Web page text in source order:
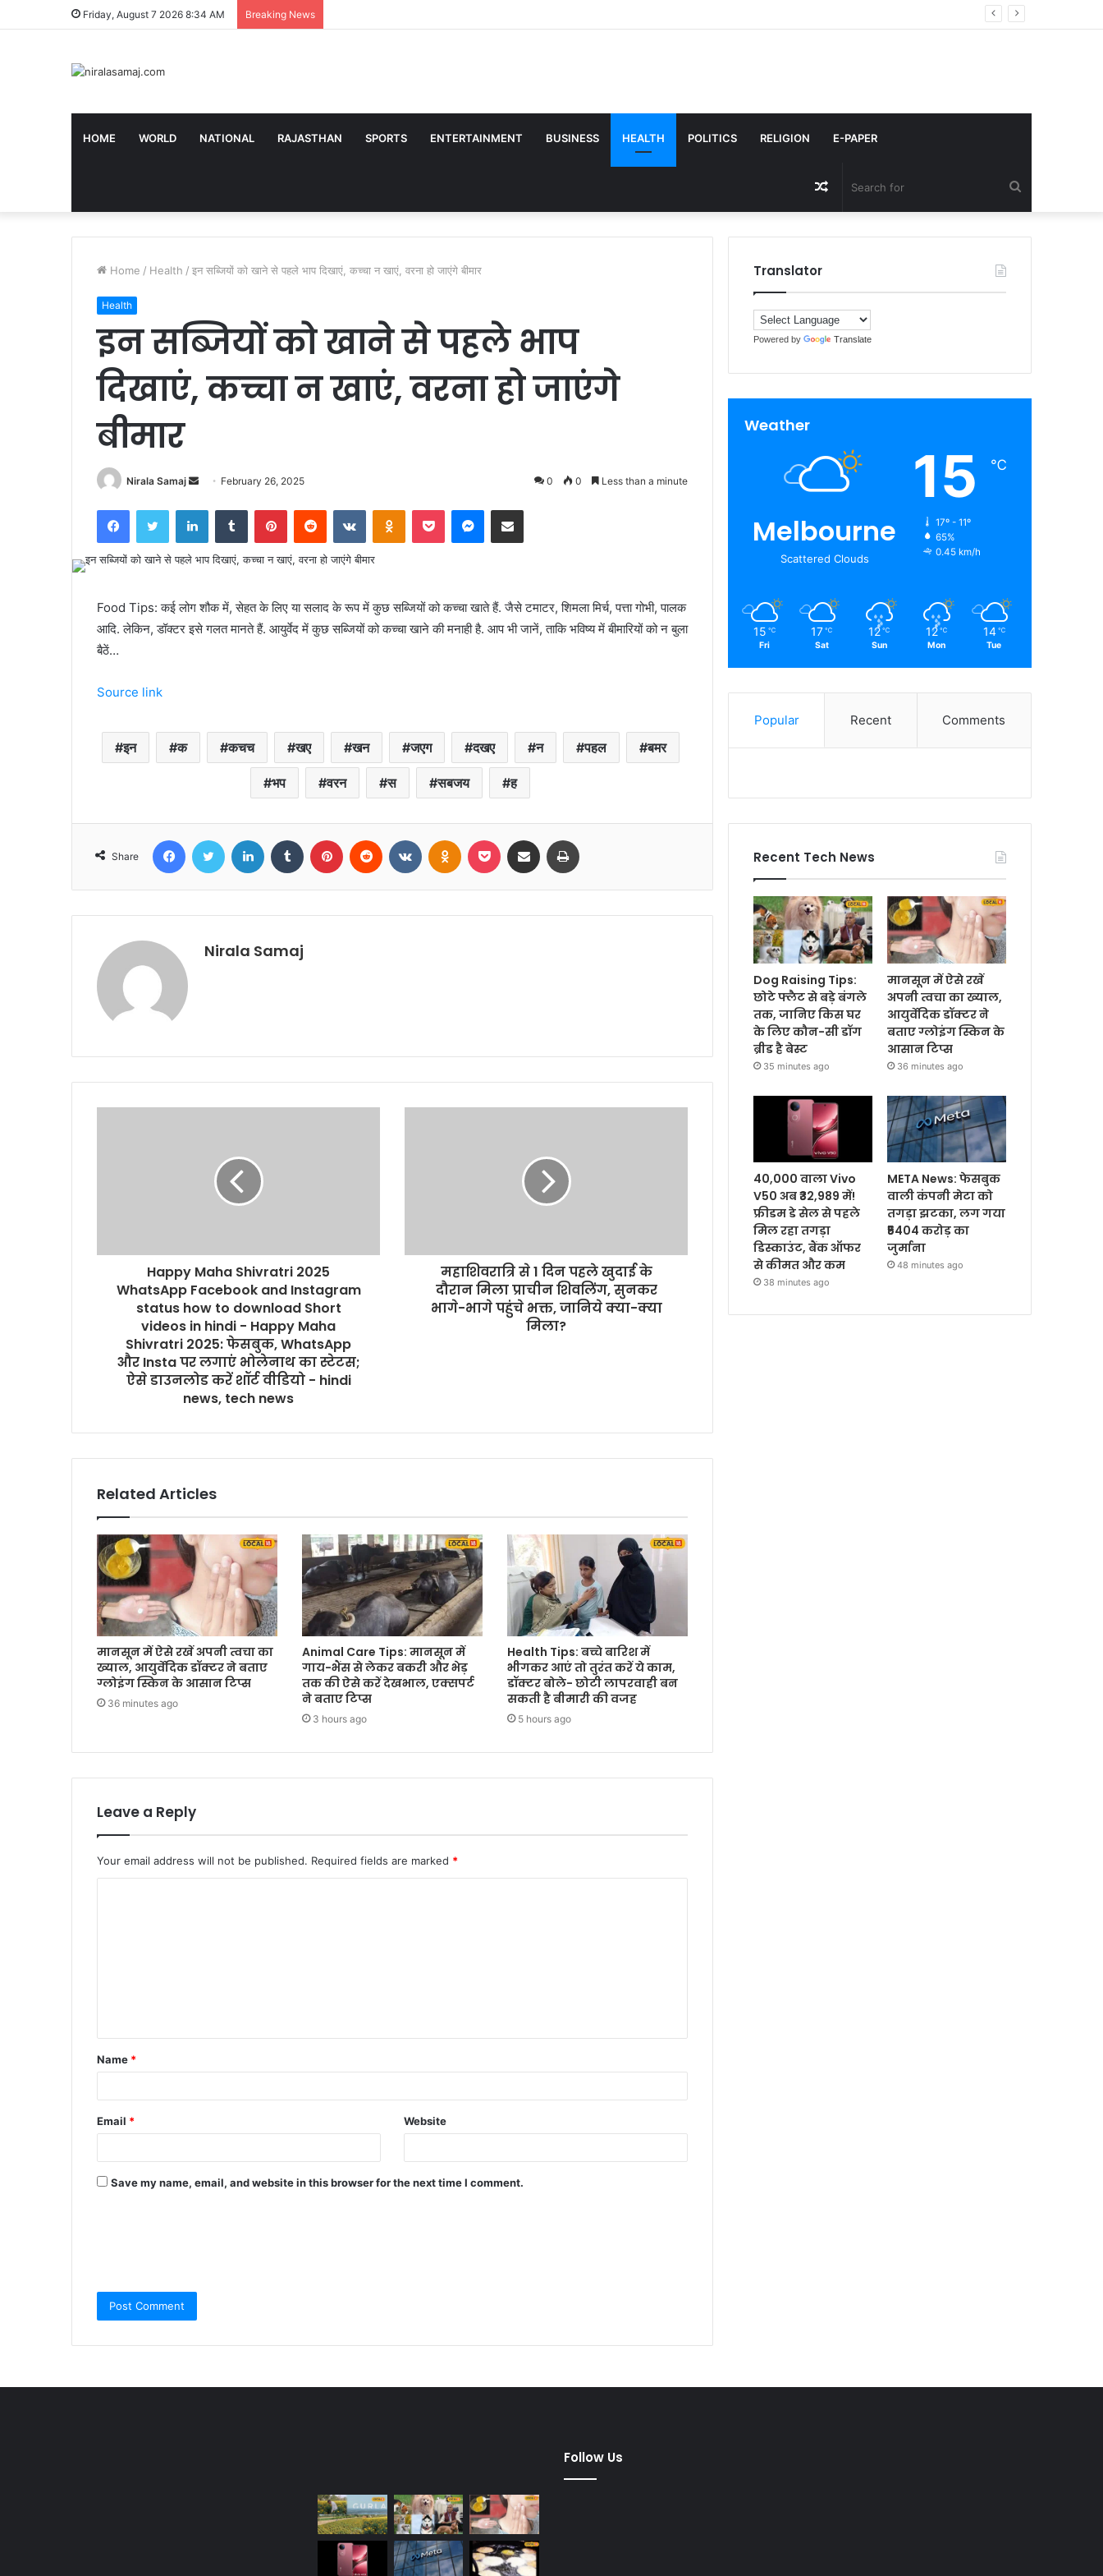
Friday, August 7 2026 8:34 AM Breaking News
HOME WORLD NATIONAL RAJASTHAN SPORTS ENTERTAINMENT BUSINESS HEALTH POLITICS RELIGION E-PAPER
for
Random
Article
Home / Health / इन सब्जियों को खाने से पहले भाप दिखाएं, कच्चा न खाएं, वरना हो जाएंगे बीमार
Health
इन सब्जियों को खाने से पहले भाप
दिखाएं, कच्चा न खाएं, वरना हो जाएंगे
बीमार
Nirala Samaj
Send February 26, 2025 0 0 Less than a minute
FacebookTwitter LinkedInTumblr PinterestReddit VKontakteOdnoklassniki
Pocket Messenger
Share via Email
Food Tips: कई लोग शौक में, सेहत के लिए या सलाद के रूप में कुछ सब्जियों को कच्चा खाते हैं. जैसे टमाटर, शिमला मिर्च, पत्ता गोभी, पालक
आदि. लेकिन, डॉक्टर इसे गलत मानते हैं. आयुर्वेद में कुछ सब्जियों को कच्चा खाने की मनाही है. आप भी जानें, ताकि भविष्य में बीमारियों को न बुला
बैठें…
Source link
इन क कचच खए खन जएग दखए न पहल बमर
भप वरन स सबजय ह
Share
FacebookTwitter LinkedIn Tumblr Pinterest Reddit VKontakteOdnoklassniki
Pocket Share via Email
Nirala Samaj
Happy Maha Shivratri 2025
WhatsApp Facebook and Instagram
status how to download Short
videos in hindi - Happy Maha
Shivratri 2025: फेसबुक, WhatsApp
और Insta पर लगाएं भोलेनाथ का स्‍टेटस;
ऐसे डाउनलोड करें शॉर्ट वीड‍ियो - hindi
news, tech news
महाशिवरात्रि से 1 दिन पहले खुदाई के
दौरान मिला प्राचीन शिवलिंग, सुनकर
भागे-भागे पहुंचे भक्त, जानिये क्या-क्या
मिला?
Related Articles
मानसून में ऐसे रखें अपनी त्वचा का
ख्याल, आयुर्वेदिक डॉक्टर ने बताए
ग्लोइंग स्किन के आसान टिप्स
36 minutes ago
Animal Care Tips: मानसून में
गाय-भैंस से लेकर बकरी और भेड़
तक की ऐसे करें देखभाल, एक्सपर्ट
ने बताए टिप्स
3 hours ago
Health Tips: बच्चे बारिश में
भीगकर आएं तो तुरंत करें ये काम,
डॉक्टर बोले- छोटी लापरवाही बन
सकती है बीमारी की वजह
5 hours ago
Leave a Reply
Your email address will not be published. Required fields are marked *
Name *
Email * Website
Save my name, email, and website in this browser for the next time I comment.
Translator
Powered by Translate
Weather
Melbourne
Scattered Clouds
15 ℃
17º - 11º
65%
0.45 km/h
15 ℃
Fri
17 ℃
Sat
12 ℃
Sun
12 ℃
Mon
14 ℃
Tue
Popular Recent Comments
Recent Tech News
Dog Raising Tips:
छोटे फ्लैट से बड़े बंगले
तक, जानिए किस घर
के लिए कौन-सी डॉग
ब्रीड है बेस्ट
35 minutes ago
मानसून में ऐसे रखें
अपनी त्वचा का ख्याल,
आयुर्वेदिक डॉक्टर ने
बताए ग्लोइंग स्किन के
आसान टिप्स
36 minutes ago
40,000 वाला Vivo
V50 अब ₹32,989 में!
फ्रीडम डे सेल से पहले
मिल रहा तगड़ा
डिस्काउंट, बैंक ऑफर
से कीमत और कम
38 minutes ago
META News: फेसबुक
वाली कंपनी मेटा को
तगड़ा झटका, लग गया
₹5404 करोड़ का
जुर्माना
48 minutes ago
Follow Us